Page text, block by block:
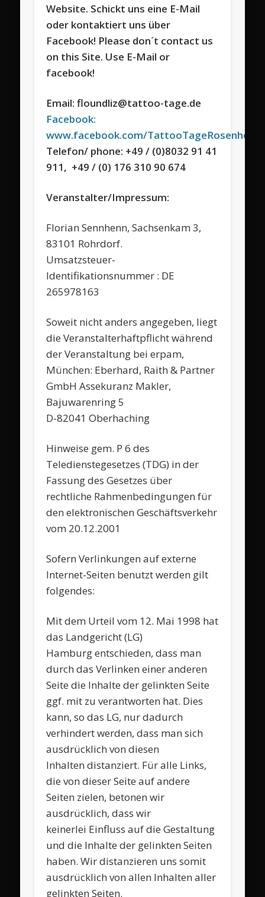
Website. Schickt uns eine E-Mail
oder kontaktiert uns über
Facebook! Please don´t contact us
on this Site. Use E-Mail or
facebook!
Email: floundliz@tattoo-tage.de
Facebook:
www.facebook.com/TattooTageRosenheim
Telefon/ phone: +49 / (0)8032 91 41
911, +49 / (0) 176 310 90 674
Veranstalter/Impressum:
Florian Sennhenn, Sachsenkam 3,
83101 Rohrdorf.
Umsatzsteuer-
Identifikationsnummer : DE
265978163
Soweit nicht anders angegeben, liegt
die Veranstalterhaftpflicht während
der Veranstaltung bei erpam,
München: Eberhard, Raith & Partner
GmbH Assekuranz Makler,
Bajuwarenring 5
D-82041 Oberhaching
Hinweise gem. P 6 des
Teledienstegesetzes (TDG) in der
Fassung des Gesetzes über
rechtliche Rahmenbedingungen für
den elektronischen Geschäftsverkehr
vom 20.12.2001
Sofern Verlinkungen auf externe
Internet-Seiten benutzt werden gilt
folgendes:
Mit dem Urteil vom 12. Mai 1998 hat
das Landgericht (LG)
Hamburg entschieden, dass man
durch das Verlinken einer anderen
Seite die Inhalte der gelinkten Seite
ggf. mit zu verantworten hat. Dies
kann, so das LG, nur dadurch
verhindert werden, dass man sich
ausdrücklich von diesen
Inhalten distanziert. Für alle Links,
die von dieser Seite auf andere
Seiten zielen, betonen wir
ausdrücklich, dass wir
keinerlei Einfluss auf die Gestaltung
und die Inhalte der gelinkten Seiten
haben. Wir distanzieren uns somit
ausdrücklich von allen Inhalten aller
gelinkten Seiten.